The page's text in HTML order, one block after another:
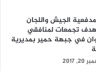
الجيش واللجان
تجمعات لمنافقي
في جبهة حمير بمديرية
2017